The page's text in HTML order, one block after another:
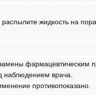
жидкость на
фармацевтическим
врача.
противопоказано.